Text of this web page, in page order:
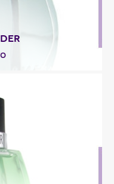
clavo..."